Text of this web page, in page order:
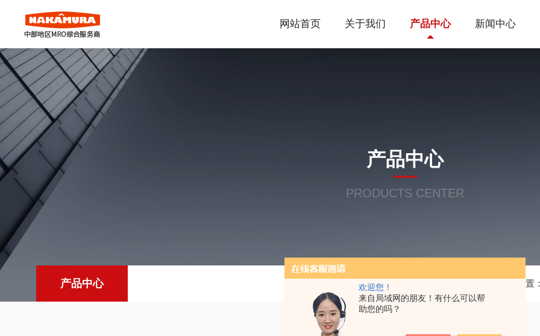
欢迎您！
来自局域网的朋友！有什么可以帮
助您的吗？
网站首页 关于我们 产品中心 新闻中心
产品中心
PRODUCTS CENTER
产品中心 当前位置